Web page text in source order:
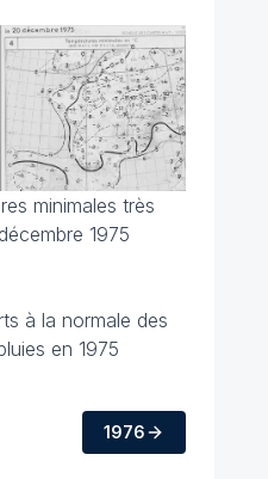
minimales très
1975
à la normale des
en 1975
1976